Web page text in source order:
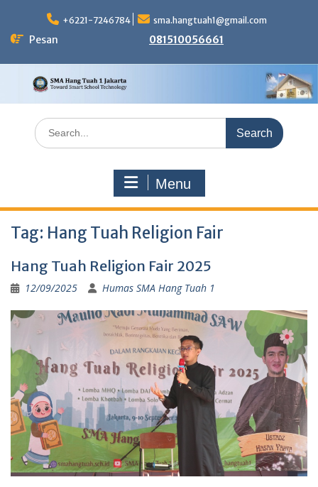
content
+6221-7246784 sma.hangtuah1@gmail.com
Pesan 081510056661
Search
for:
Menu
Tag: Hang Tuah Religion Fair
Hang Tuah Religion Fair 2025
12/09/2025 Humas SMA Hang Tuah 1